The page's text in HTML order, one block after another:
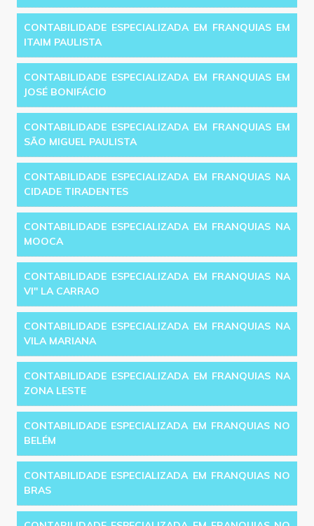
CONTABILIDADE ESPECIALIZADA EM FRANQUIAS EM
ITAIM PAULISTA
CONTABILIDADE ESPECIALIZADA EM FRANQUIAS EM
JOSÉ BONIFÁCIO
CONTABILIDADE ESPECIALIZADA EM FRANQUIAS EM
SÃO MIGUEL PAULISTA
CONTABILIDADE ESPECIALIZADA EM FRANQUIAS NA
CIDADE TIRADENTES
CONTABILIDADE ESPECIALIZADA EM FRANQUIAS NA
MOOCA
CONTABILIDADE ESPECIALIZADA EM FRANQUIAS NA
VI'' LA CARRAO
CONTABILIDADE ESPECIALIZADA EM FRANQUIAS NA
VILA MARIANA
CONTABILIDADE ESPECIALIZADA EM FRANQUIAS NA
ZONA LESTE
CONTABILIDADE ESPECIALIZADA EM FRANQUIAS NO
BELÉM
CONTABILIDADE ESPECIALIZADA EM FRANQUIAS NO
BRAS